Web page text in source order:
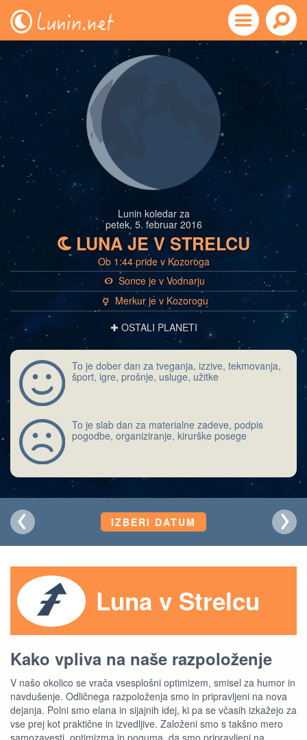
Lunin koledar za
petek, 5. februar 2016
bLUNA JE V STRELCU
Ob 1:44 pride v Kozoroga
a Sonce je v Vodnarju
c Merkur je v Kozorogu
✚ OSTALI PLANETI
To je dober dan za tveganja, izzive, tekmovanja,
šport, igre, prošnje, usluge, užitke
To je slab dan za materialne zadeve, podpis
pogodbe, organiziranje, kirurške posege
IZBERI DATUM
Luna v Strelcu
Kako vpliva na naše razpoloženje
V našo okolico se vrača vsesplošni optimizem, smisel za humor in
navdušenje. Odličnega razpoloženja smo in pripravljeni na nova
dejanja. Polni smo elana in sijajnih idej, ki pa se včasih izkažejo za
vse prej kot praktične in izvedljive. Založeni smo s takšno mero